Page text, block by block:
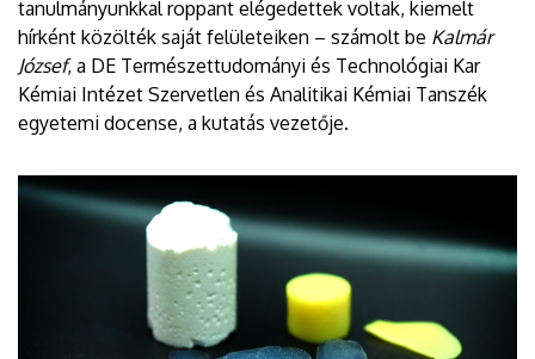
tanulmányunkkal roppant elégedettek voltak, kiemelt
hírként közölték saját felületeiken – számolt be Kalmár
József, a DE Természettudományi és Technológiai Kar
Kémiai Intézet Szervetlen és Analitikai Kémiai Tanszék
egyetemi docense, a kutatás vezetője.